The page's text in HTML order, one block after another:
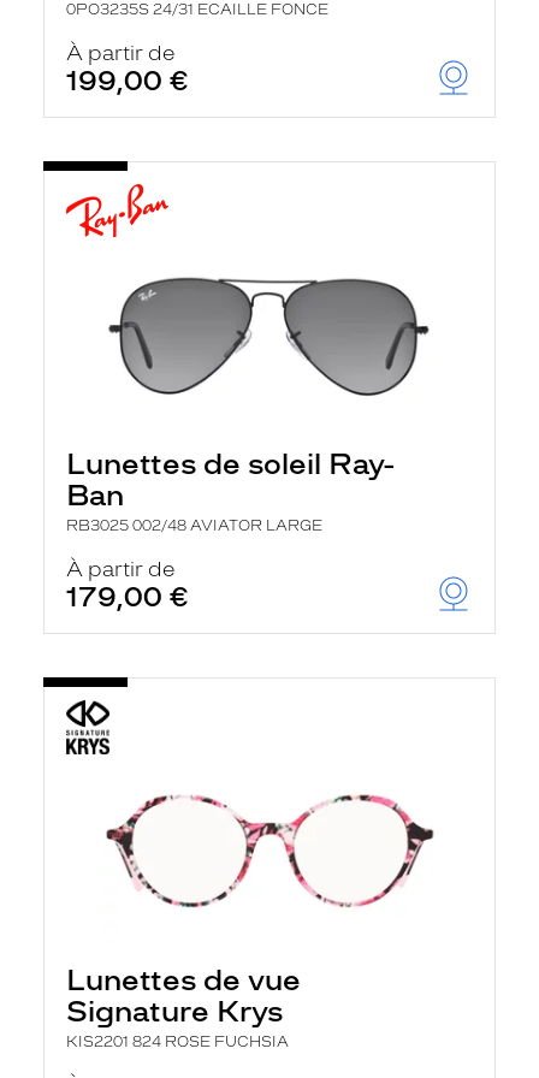
0PO3235S 24/31 ECAILLE FONCE
À partir de
199,00 €
Lunettes de soleil Ray-
Ban
RB3025 002/48 AVIATOR LARGE
À partir de
179,00 €
Lunettes de vue
Signature Krys
KIS2201 824 ROSE FUCHSIA